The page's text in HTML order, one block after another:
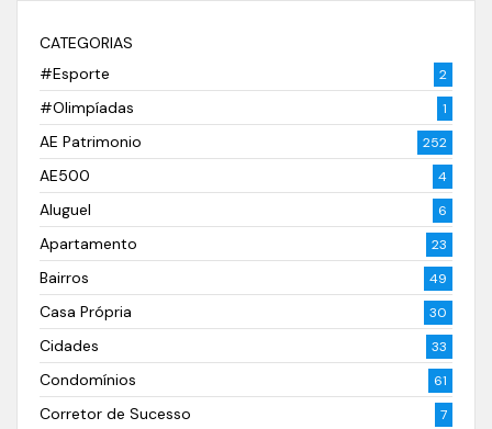
CATEGORIAS
#Esporte
2
#Olimpíadas 1
AE Patrimonio 252
AE500 4
Aluguel 6
Apartamento 23
Bairros 49
Casa Própria 30
Cidades 33
Condomínios 61
Corretor de Sucesso 7